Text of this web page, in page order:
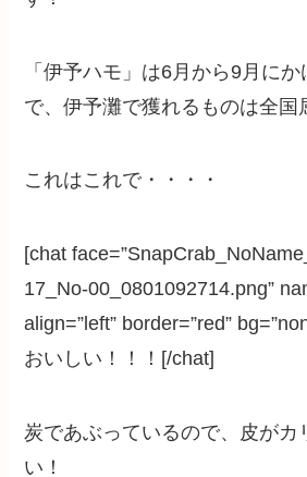
「伊予ハモ」は6月から9月に
で、伊予灘で獲れるものは全国
これはこれで・・・・
[chat
17_No-00_0801092714.png”
align=”left” border=”red”
おいしい！！！[/chat]
炭であぶっているので、皮がカ
い！